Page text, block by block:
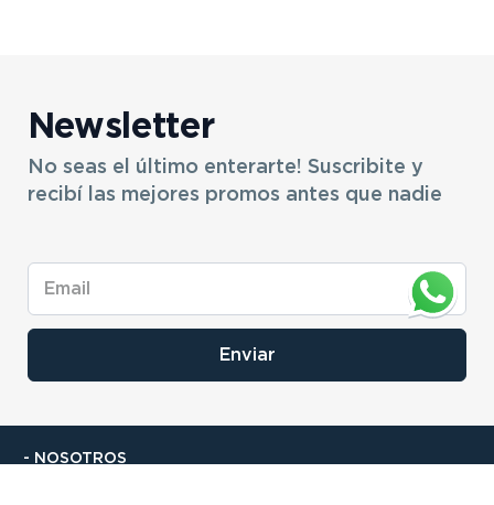
Newsletter
No seas el último enterarte! Suscribite y
recibí las mejores promos antes que nadie
Enviar
- NOSOTROS